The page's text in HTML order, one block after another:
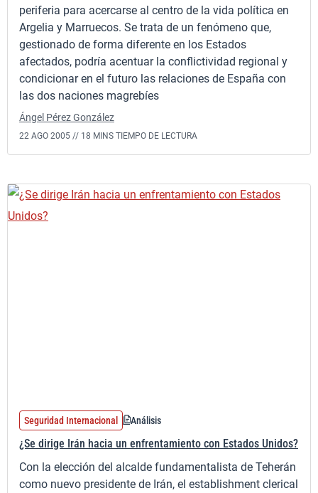
periferia para acercarse al centro de la vida política en
Argelia y Marruecos. Se trata de un fenómeno que,
gestionado de forma diferente en los Estados
afectados, podría acentuar la conflictividad regional y
condicionar en el futuro las relaciones de España con
las dos naciones magrebíes
Ángel Pérez González
22 AGO 2005 // 18 MINS TIEMPO DE LECTURA
Seguridad Internacional Análisis
¿Se dirige Irán hacia un enfrentamiento con Estados Unidos?
Con la elección del alcalde fundamentalista de Teherán
como nuevo presidente de Irán, el establishment clerical